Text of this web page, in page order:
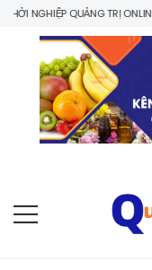
NGHIỆP QUẢNG TRỊ ONLINE